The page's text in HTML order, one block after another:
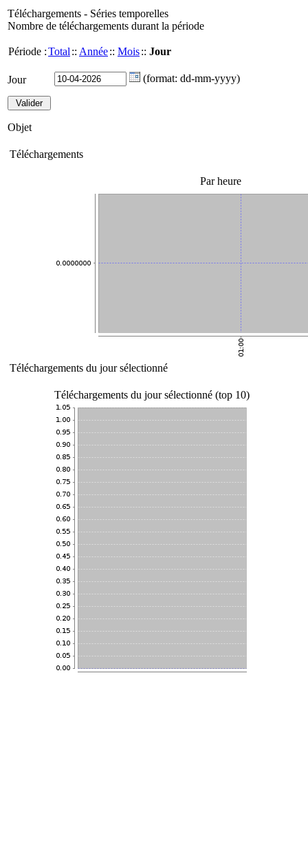
Téléchargements - Séries temporelles
Nombre de téléchargements durant la période
Période :Total :: Année:: Mois:: Jour
Jour (format: dd-mm-yyyy)
Objet
Téléchargements
Par heure
Téléchargements du jour sélectionné
Téléchargements du jour sélectionné (top 10)